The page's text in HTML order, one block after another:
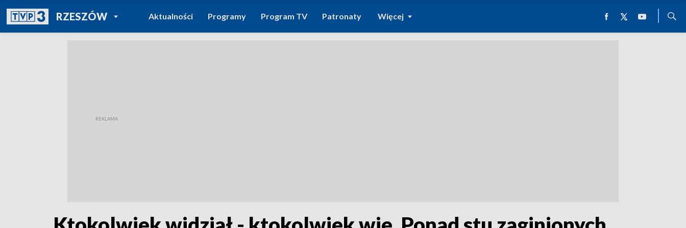
RZESZÓWPOWRÓT DO
TVP REGIONY
Aktualności Programy Program TV Patronaty Więcej